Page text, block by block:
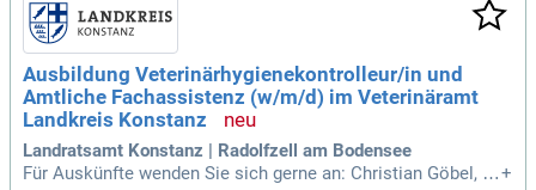
Ausbildung Veterinärhygienekontrolleur/in und
Amtliche Fachassistenz (w/m/d) im Veterinäramt
Landkreis Konstanz
Landratsamt Konstanz | Radolfzell am Bodensee
Für Auskünfte wenden Sie sich gerne an: Christian Göbel, P +